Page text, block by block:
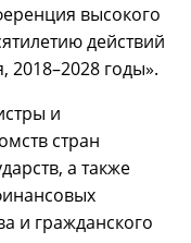
высокого
действий
2018–2028 годы».
и
стран
а также
и гражданского